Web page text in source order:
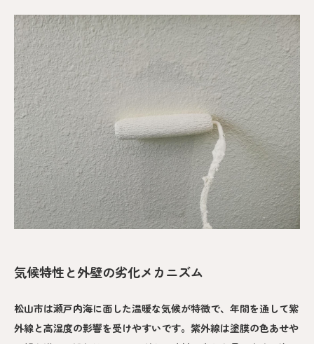
気候特性と外壁の劣化メカニズム
松山市は瀬戸内海に面した温暖な気候が特徴で、年間を通して紫
外線と高湿度の影響を受けやすいです。紫外線は塗膜の色あせや